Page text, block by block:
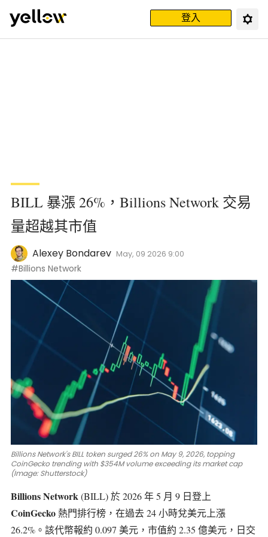
登入
BILL 暴漲 26%，Billions Network 交易
量超越其市值
Alexey Bondarev May, 09 2026 9:00
#Billions Network
Billions Network's BILL token surged 26% on May 9, 2026, topping
CoinGecko trending with $354M volume exceeding its market cap
(Image: Shutterstock)
Billions Network(BILL)於 2026 年 5 月 9 日登上
CoinGecko熱門排行榜，在過去 24 小時兌美元上漲
26.2%。該代幣報約 0.097 美元，市值約 2.35 億美元，日交